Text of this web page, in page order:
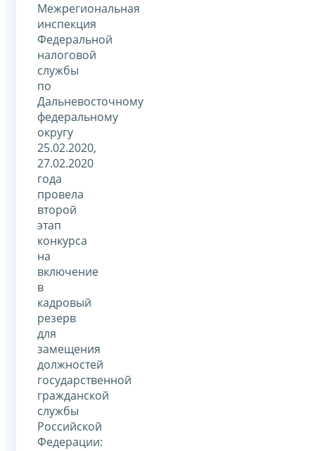
Межрегиональная
инспекция
Федеральной
налоговой
службы
по
Дальневосточному
федеральному
округу
25.02.2020,
27.02.2020
года
провела
второй
этап
конкурса
на
включение
в
кадровый
резерв
для
замещения
должностей
государственной
гражданской
службы
Российской
Федерации: